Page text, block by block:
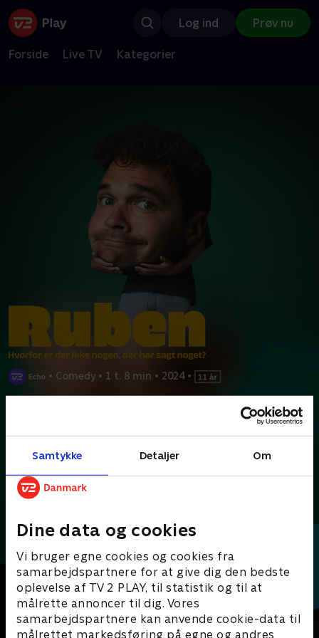
Samtykke Detaljer Om
Dine data og cookies
Vi bruger egne cookies og cookies fra
samarbejdspartnere for at give dig den bedste
oplevelse af TV 2 PLAY, til statistik og til at
målrette annoncer til dig. Vores
samarbejdspartnere kan anvende cookie-data til
målrettet markedsføring på egne og andres
Log ind Prøv nu
Forside Live TV Kategorier
• Comedy • 1 t. 8 min • 2024 •
30'erne har på godt og ondt ramt Ruben Søltoft. Men
Andre så også